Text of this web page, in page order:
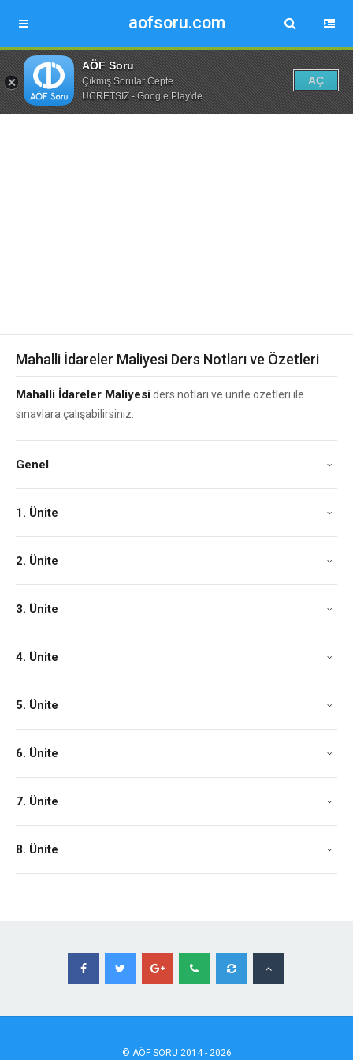
aofsoru.com
AÖF Soru
Çıkmış Sorular Cepte
ÜCRETSİZ - Google Play'de
AÇ
Mahalli İdareler Maliyesi Ders Notları ve Özetleri
Mahalli İdareler Maliyesiders notları ve ünite özetleri ile
sınavlara çalışabilirsiniz.
Genel
1. Ünite
2. Ünite
3. Ünite
4. Ünite
5. Ünite
6. Ünite
7. Ünite
8. Ünite
© AÖFSORU 2014 - 2026